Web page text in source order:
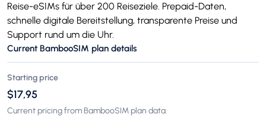
Reise-eSIMs für über 200 Reiseziele. Prepaid-Daten,
schnelle digitale Bereitstellung, transparente Preise und
Support rund um die Uhr.
Current BambooSIM plan details
Starting price
$17,95
Current pricing from BambooSIM plan data.